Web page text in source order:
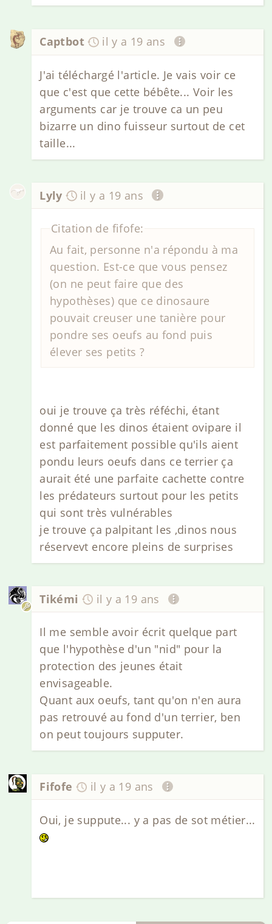
Captbot il y a 19 ans
J'ai téléchargé l'article. Je vais voir ce
que c'est que cette bébête... Voir les
arguments car je trouve ca un peu
bizarre un dino fuisseur surtout de cet
taille...
Lyly il y a 19 ans
Citation de fifofe:
Au fait, personne n'a répondu à ma
question. Est-ce que vous pensez
(on ne peut faire que des
hypothèses) que ce dinosaure
pouvait creuser une tanière pour
pondre ses oeufs au fond puis
élever ses petits ?
oui je trouve ça très réféchi, étant
donné que les dinos étaient ovipare il
est parfaitement possible qu'ils aient
pondu leurs oeufs dans ce terrier ça
aurait été une parfaite cachette contre
les prédateurs surtout pour les petits
qui sont très vulnérables
je trouve ça palpitant les ,dinos nous
réservevt encore pleins de surprises
Tikémi il y a 19 ans
Il me semble avoir écrit quelque part
que l'hypothèse d'un "nid" pour la
protection des jeunes était
envisageable.
Quant aux oeufs, tant qu'on n'en aura
pas retrouvé au fond d'un terrier, ben
on peut toujours supputer.
Fifofe il y a 19 ans
Oui, je suppute... y a pas de sot métier...